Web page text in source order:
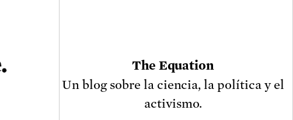
The Equation
Un blog sobre la ciencia, la política y el
activismo.